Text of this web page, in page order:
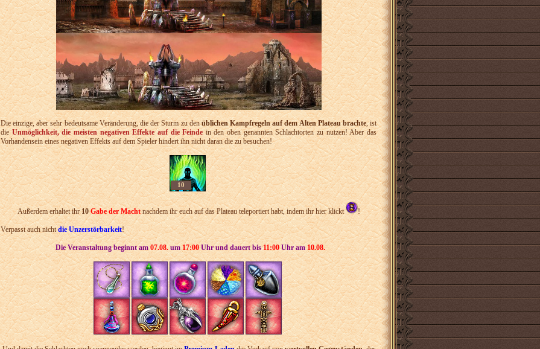
Die einzige, aber sehr bedeutsame Veränderung, die der Sturm zu denüblichen Kampfregeln auf dem Alten Plateau brachte, ist
dieUnmöglichkeit, die meisten negativen Effekte auf die Feindein den oben genannten Schlachtorten zu nutzen! Aber das
Vorhandensein eines negativen Effekts auf dem Spieler hindert ihn nicht daran die zu besuchen!
10
Außerdem erhaltet ihr 10 Gabe der Machtnachdem ihr euch auf das Plateau teleportiert habt, indem ihr hier klickt !
Verpasst auch nichtdie Unzerstörbarkeit!
Die Veranstaltung beginnt am07.08. um17:00Uhr und dauert bis11:00Uhr am10.08.